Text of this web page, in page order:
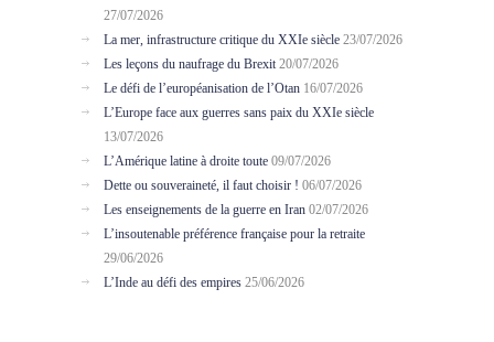
27/07/2026
La mer, infrastructure critique du XXIe siècle 23/07/2026
Les leçons du naufrage du Brexit 20/07/2026
Le défi de l’européanisation de l’Otan 16/07/2026
L’Europe face aux guerres sans paix du XXIe siècle
13/07/2026
L’Amérique latine à droite toute 09/07/2026
Dette ou souveraineté, il faut choisir ! 06/07/2026
Les enseignements de la guerre en Iran 02/07/2026
L’insoutenable préférence française pour la retraite
29/06/2026
L’Inde au défi des empires 25/06/2026